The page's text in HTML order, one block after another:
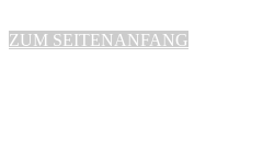
ZUM SEITENANFANG